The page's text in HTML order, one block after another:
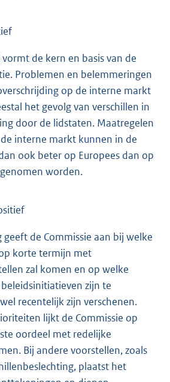
de kern en basis van de
Problemen en belemmeringen
op de interne markt
het gevolg van verschillen in
door de lidstaten. Maatregelen
interne markt kunnen in de
ook beter op Europees dan op
worden.
de Commissie aan bij welke
korte termijn met
zal komen en op welke
zijn te
recentelijk zijn verschenen.
lijkt de Commissie op
oordeel met redelijke
Bij andere voorstellen, zoals
plaatst het